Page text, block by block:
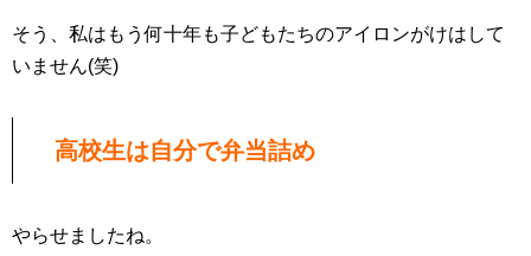
そう、私はもう何十年も子どもたちのアイロンがけはして
いません(笑)
高校生は自分で弁当詰め
やらせましたね。